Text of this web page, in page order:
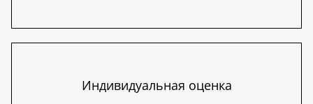
Индивидуальная оценка